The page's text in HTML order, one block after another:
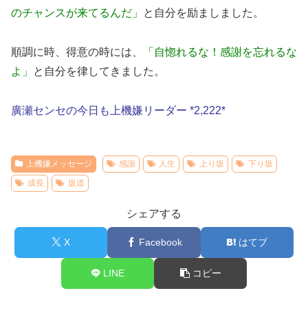
のチャンスが来てるんだ」
と自分を励ましました。
順調に時、得意の時には、
「自惚れるな！感謝を忘れるな
よ」
と自分を律してきました。
廣瀬センセの今日も上機嫌リーダー *2,222*
上機嫌メッセージ 感謝 人生 上り坂
下り坂
成長
坂道
シェアする
X Facebook はてブ
LINE コピー